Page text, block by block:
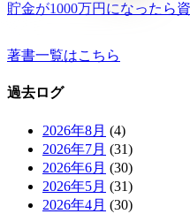
貯金が1000万円になったら
著書一覧はこちら
過去ログ
2026年8月 (4)
2026年7月 (31)
2026年6月 (30)
2026年5月 (31)
2026年4月 (30)